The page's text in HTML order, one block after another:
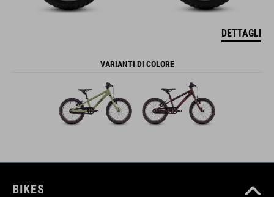
DETTAGLI
VARIANTI DI COLORE
BIKES